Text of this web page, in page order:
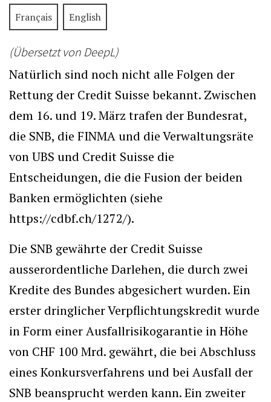
Français English
(Übersetzt von DeepL)
Natürlich sind noch nicht alle Folgen der
Rettung der Credit Suisse bekannt. Zwischen
dem 16. und 19. März trafen der Bundesrat,
die SNB, die FINMA und die Verwaltungsräte
von UBS und Credit Suisse die
Entscheidungen, die die Fusion der beiden
Banken ermöglichten (siehe
https://cdbf.ch/1272/).
Die SNB gewährte der Credit Suisse
ausserordentliche Darlehen, die durch zwei
Kredite des Bundes abgesichert wurden. Ein
erster dringlicher Verpflichtungskredit wurde
in Form einer Ausfallrisikogarantie in Höhe
von CHF 100 Mrd. gewährt, die bei Abschluss
eines Konkursverfahrens und bei Ausfall der
SNB beansprucht werden kann. Ein zweiter